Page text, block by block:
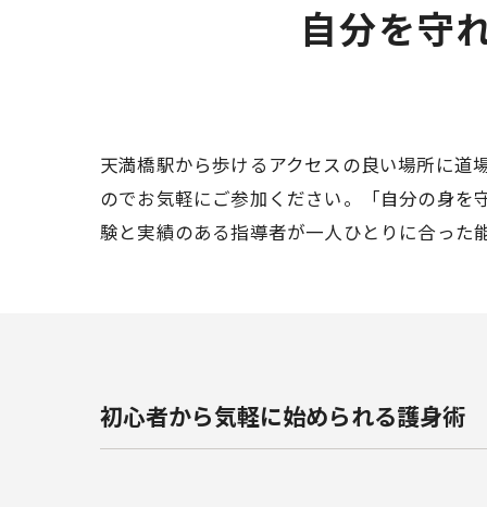
自分を守
天満橋駅から歩けるアクセスの良い場所に
のでお気軽にご参加ください。「自分の身
験と実績のある指導者が一人ひとりに合った
初心者から気軽に始められる護身術